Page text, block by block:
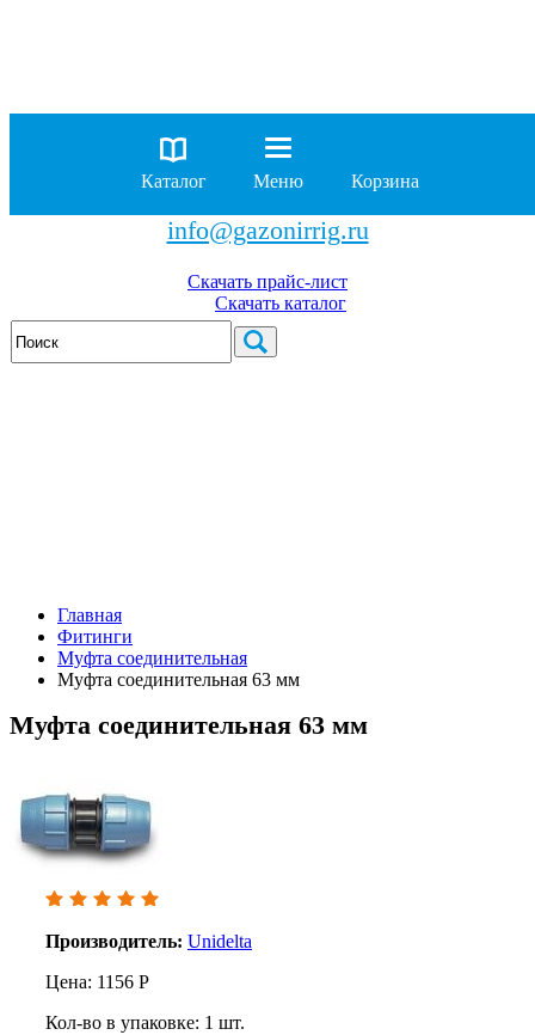
8 (929)
962-00-63
8 (929)
962-01-18
info@gazonirrig.ru
Скачать прайс-лист
Скачать каталог
Главная
Фитинги
Муфта соединительная
Муфта соединительная 63 мм
Муфта соединительная 63 мм
Производитель: Unidelta
Цена: 1156 Р
Кол-во в упаковке: 1 шт.
Каталог Меню Корзина